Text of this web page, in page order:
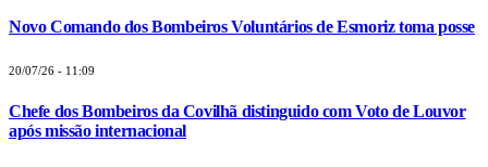
Novo Comando dos Bombeiros Voluntários de Esmoriz toma posse
20/07/26 - 11:09
Chefe dos Bombeiros da Covilhã distinguido com Voto de Louvor
após missão internacional